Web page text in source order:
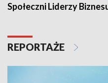
Społeczni Liderzy
REPORTAŻE